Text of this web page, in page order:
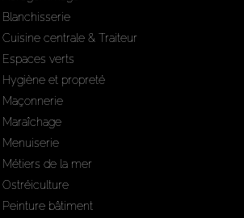
Blanchisserie
Cuisine centrale & Traiteur
Espaces verts
Hygiène et propreté
Maçonnerie
Maraîchage
Menuiserie
Métiers de la mer
Ostréiculture
Peinture bâtiment